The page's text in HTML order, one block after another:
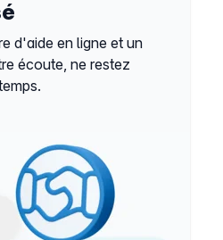
d'aide en ligne et un
écoute, ne restez